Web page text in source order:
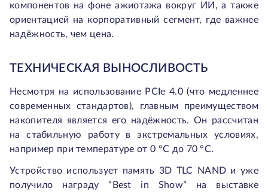
компонентов на фоне ажиотажа вокруг ИИ, а также
ориентацией на корпоративный сегмент, где важнее
надёжность, чем цена.
ТЕХНИЧЕСКАЯ ВЫНОСЛИВОСТЬ
Несмотря на использование PCIe 4.0 (что медленнее
современных стандартов), главным преимуществом
накопителя является его надёжность. Он рассчитан
на стабильную работу в экстремальных условиях,
например при температуре от 0 °C до 70 °C.
Устройство использует память 3D TLC NAND и уже
получило награду “Best in Show” на выставке